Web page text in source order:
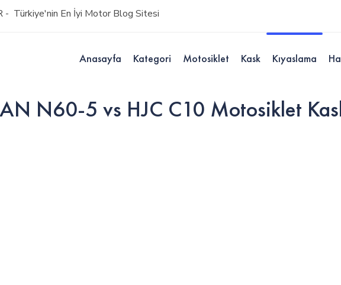
- Türkiye'nin En İyi Motor Blog Sitesi
Anasayfa Kategori Motosiklet Kask Kıyaslama
N60-5 vs HJC C10 Motosiklet